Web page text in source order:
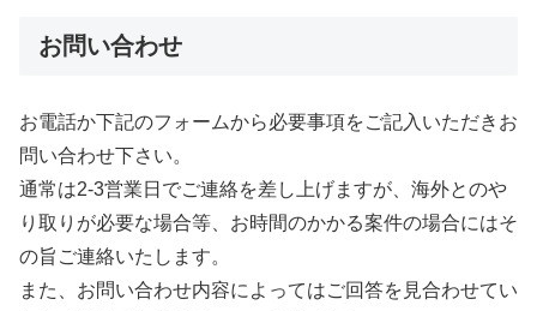
お問い合わせ
お電話か下記のフォームから必要事項をご記入いただきお
問い合わせ下さい。
通常は2-3営業日でご連絡を差し上げますが、海外とのや
り取りが必要な場合等、お時間のかかる案件の場合にはそ
の旨ご連絡いたします。
また、お問い合わせ内容によってはご回答を見合わせてい